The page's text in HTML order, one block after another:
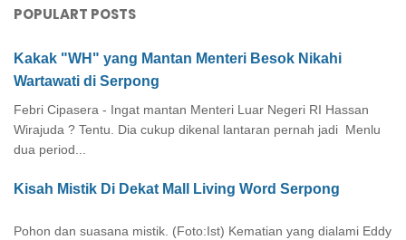
POPULART POSTS
Kakak "WH" yang Mantan Menteri Besok Nikahi
Wartawati di Serpong
Febri Cipasera - Ingat mantan Menteri Luar Negeri RI Hassan
Wirajuda ? Tentu. Dia cukup dikenal lantaran pernah jadi Menlu
dua period...
Kisah Mistik Di Dekat Mall Living Word Serpong
Pohon dan suasana mistik. (Foto:Ist) Kematian yang dialami Eddy